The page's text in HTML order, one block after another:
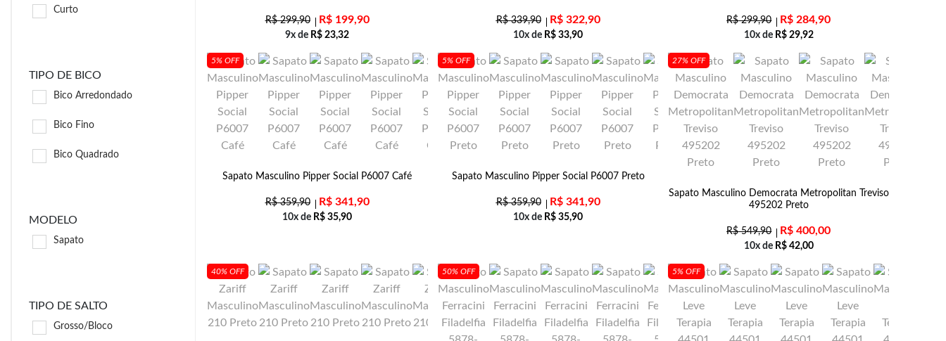
Curto
TIPO DE BICO
Bico Arredondado
Bico Fino
Bico Quadrado
MODELO
Sapato
TIPO DE SALTO
Grosso/Bloco
R$299,90 R$199,90
9x de R$ 23,32
R$339,90 R$322,90
10x de R$ 33,90
R$299,90 R$ 284,90
10x de R$29,92
5% OFF
Sapato Masculino Pipper Social P6007 Café
R$359,90 R$341,90
10x de R$ 35,90
5% OFF
Sapato Masculino Pipper Social P6007 Preto
R$359,90 R$341,90
10x de R$ 35,90
27% OFF
Sapato Masculino Democrata Metropolitan Treviso
495202 Preto
R$549,90 R$ 400,00
10x de R$42,00
40% OFF 50% OFF 5% OFF